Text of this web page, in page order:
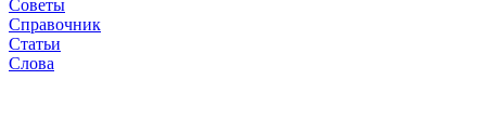
Советы
Справочник
Статьи
Слова